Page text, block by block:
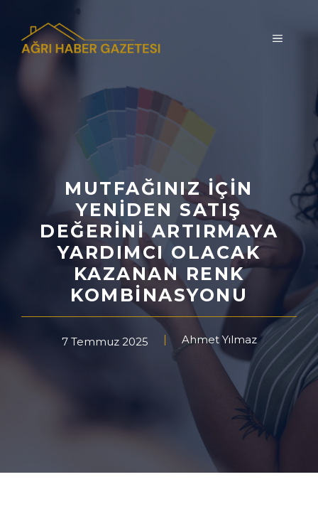
MENÜ
MUTFAĞINIZ IÇIN
YENIDEN SATIŞ
DEĞERINI ARTIRMAYA
YARDIMCI OLACAK
KAZANAN RENK
KOMBINASYONU
7 Temmuz 2025 Ahmet Yılmaz